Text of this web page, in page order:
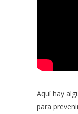
Aquí hay
para